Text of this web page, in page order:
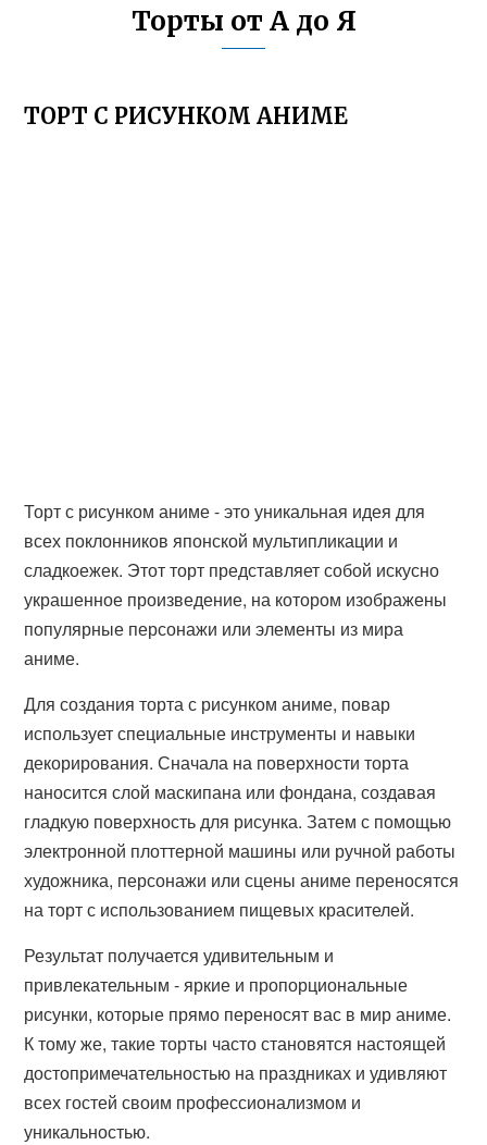
Торты от А до Я
ТОРТ С РИСУНКОМ АНИМЕ
Торт с рисунком аниме - это уникальная идея для
всех поклонников японской мультипликации и
сладкоежек. Этот торт представляет собой искусно
украшенное произведение, на котором изображены
популярные персонажи или элементы из мира
аниме.
Для создания торта с рисунком аниме, повар
использует специальные инструменты и навыки
декорирования. Сначала на поверхности торта
наносится слой маскипана или фондана, создавая
гладкую поверхность для рисунка. Затем с помощью
электронной плоттерной машины или ручной работы
художника, персонажи или сцены аниме переносятся
на торт с использованием пищевых красителей.
Результат получается удивительным и
привлекательным - яркие и пропорциональные
рисунки, которые прямо переносят вас в мир аниме.
К тому же, такие торты часто становятся настоящей
достопримечательностью на праздниках и удивляют
всех гостей своим профессионализмом и
уникальностью.